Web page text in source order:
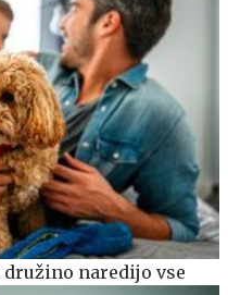
naredijo vse